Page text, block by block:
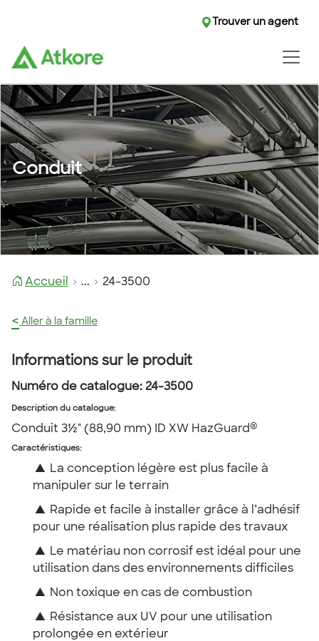
Trouver un agent
Conduit
Accueil ... 24-3500
< Aller à la famille
Informations sur le produit
Numéro de catalogue: 24-3500
Description du catalogue:
Conduit 3½" (88,90 mm) ID XW HazGuard®
Caractéristiques:
▲ La conception légère est plus facile à
manipuler sur le terrain
▲ Rapide et facile à installer grâce à l’adhésif
pour une réalisation plus rapide des travaux
▲ Le matériau non corrosif est idéal pour une
utilisation dans des environnements difficiles
▲ Non toxique en cas de combustion
▲ Résistance aux UV pour une utilisation
prolongée en extérieur